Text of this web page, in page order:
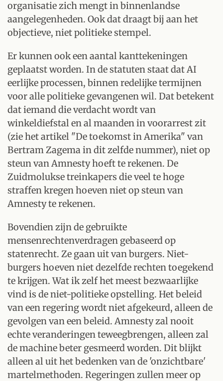
organisatie zich mengt in binnenlandse
aangelegenheden. Ook dat draagt bij aan het
objectieve, niet politieke stempel.
Er kunnen ook een aantal kanttekeningen
geplaatst worden. In de statuten staat dat AI
eerlijke processen, binnen redelijke termijnen
voor alle politieke gevangenen wil. Dat betekent
dat iemand die verdacht wordt van
winkeldiefstal en al maanden in voorarrest zit
(zie het artikel "De toekomst in Amerika" van
Bertram Zagema in dit zelfde nummer), niet op
steun van Amnesty hoeft te rekenen. De
Zuidmolukse treinkapers die veel te hoge
straffen kregen hoeven niet op steun van
Amnesty te rekenen.
Bovendien zijn de gebruikte
mensenrechtenverdragen gebaseerd op
statenrecht. Ze gaan uit van burgers. Niet-
burgers hoeven niet dezelfde rechten toegekend
te krijgen. Wat ik zelf het meest bezwaarlijke
vind is de niet-politieke opstelling. Het beleid
van een regering wordt niet afgekeurd, alleen de
gevolgen van een beleid. Amnesty zal nooit
echte veranderingen teweegbrengen, alleen zal
de machine beter gesmeerd worden. Dit blijkt
alleen al uit het bedenken van de 'onzichtbare'
martelmethoden. Regeringen zullen meer op